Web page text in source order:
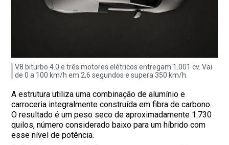
V8 biturbo 4.0 e três motores elétricos entregam 1.001 cv. Vai
de 0 a 100 km/h em 2,6 segundos e supera 350 km/h.
A estrutura utiliza uma combinação de alumínio e
carroceria integralmente construída em fibra de carbono.
O resultado é um peso seco de aproximadamente 1.730
quilos, número considerado baixo para um híbrido com
esse nível de potência.